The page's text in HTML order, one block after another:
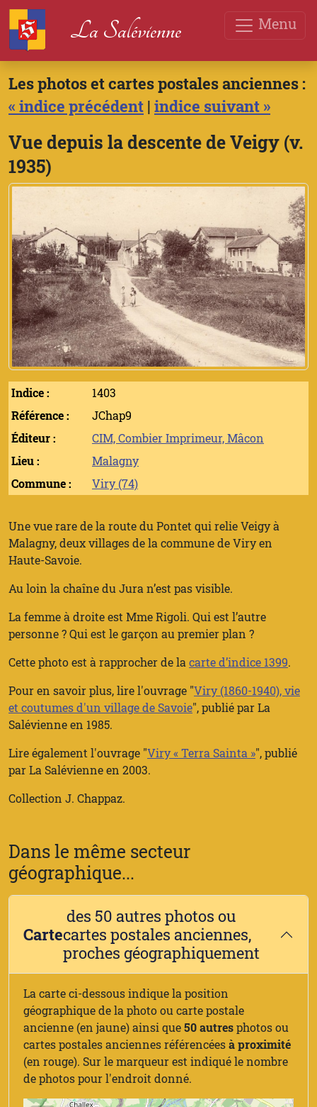
Menu
La Salévienne
Les photos et cartes postales anciennes :
« indice précédent | indice suivant »
Vue depuis la descente de Veigy (v.
1935)
Indice :
1403
Référence :
JChap9
Éditeur :
CIM, Combier Imprimeur, Mâcon
Lieu :
Malagny
Commune :
Viry (74)
Une vue rare de la route du Pontet qui relie Veigy à
Malagny, deux villages de la commune de Viry en
Haute-Savoie.
Au loin la chaîne du Jura n’est pas visible.
La femme à droite est Mme Rigoli. Qui est l’autre
personne ? Qui est le garçon au premier plan ?
Cette photo est à rapprocher de la carte d’indice 1399.
Pour en savoir plus, lire l'ouvrage "Viry (1860-1940), vie
et coutumes d'un village de Savoie", publié parLa
Salévienneen 1985.
Lire également l'ouvrage "Viry « Terra Sainta »", publié
parLa Salévienneen 2003.
Collection J. Chappaz.
Dans le même secteur
géographique...
Carte
des 50 autres photos ou
cartes postales anciennes,
proches géographiquement
La carte ci-dessous indique la position
géographique de la photo ou carte postale
ancienne (en jaune) ainsi que50 autresphotos ou
cartes postales anciennes référencéesà proximité
(en rouge). Sur le marqueur est indiqué le nombre
de photos pour l'endroit donné.